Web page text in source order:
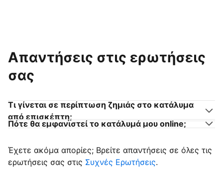
Απαντήσεις στις ερωτήσεις
σας
Τι γίνεται σε περίπτωση ζημιάς στο κατάλυμα
από επισκέπτη;
Πότε θα εμφανιστεί το κατάλυμά μου online;
Έχετε ακόμα απορίες; Βρείτε απαντήσεις σε όλες τις
ερωτήσεις σας στις Συχνές Ερωτήσεις.